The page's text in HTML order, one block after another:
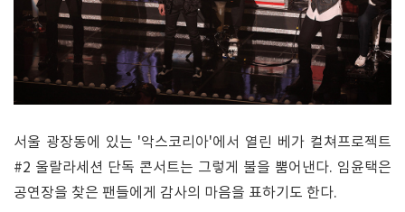
서울 광장동에 있는 '악스코리아'에서 열린 베가 컬쳐프로젝트
#2 울랄라세션 단독 콘서트는 그렇게 불을 뿜어낸다. 임윤택은
공연장을 찾은 팬들에게 감사의 마음을 표하기도 한다.